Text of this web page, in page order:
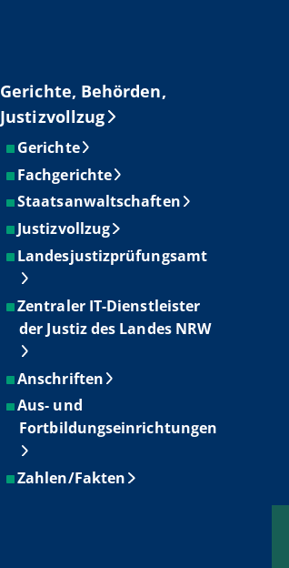
Gerichte, Behörden,
Justizvollzug
Gerichte
Fachgerichte
Staatsanwaltschaften
Justizvollzug
Landesjustizprüfungsamt
Zentraler IT-Dienstleister
der Justiz des Landes NRW
Anschriften
Aus- und
Fortbildungseinrichtungen
Zahlen/Fakten